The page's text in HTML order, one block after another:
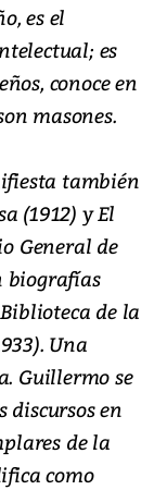
es el
es
conoce en
masones.
también
(1912) y El
General de
biografías
de la
Una
Guillermo se
discursos en
de la
como